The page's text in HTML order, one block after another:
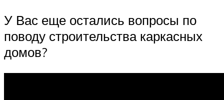
У Вас еще остались вопросы по
поводу строительства каркасных
домов?